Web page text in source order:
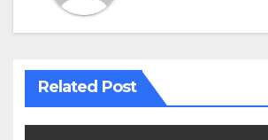
Related Post